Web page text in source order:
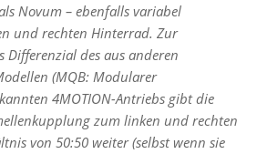
Novum – ebenfalls variabel
und rechten Hinterrad. Zur
Differenzial des aus anderen
(MQB: Modularer
4MOTION-Antriebs gibt die
zum linken und rechten
von 50:50 weiter (selbst wenn sie